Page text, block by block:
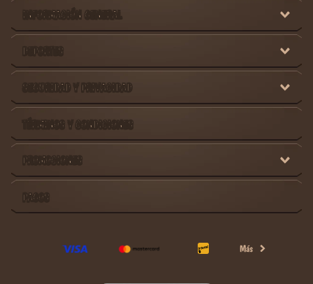
INFORMACIÓN GENERAL
DEPORTES
SEGURIDAD Y PRIVACIDAD
TÉRMINOS Y CONDICIONES
PROMOCIONES
PAGOS
Más